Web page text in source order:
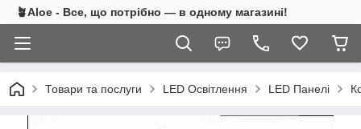
🪴Aloe - Все, що потрібно — в одному магазині!
Товари та послуги LED Освітлення LED Панелі